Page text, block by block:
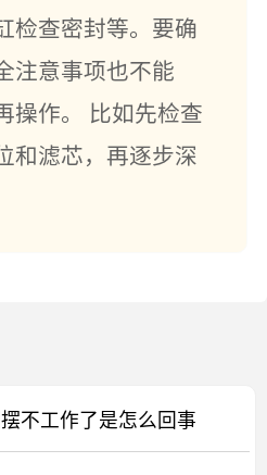
检查密封等。要确
注意事项也不能
操作。 比如先检查
和滤芯，再逐步深
不工作了是怎么回事